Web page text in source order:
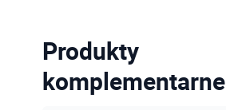
Produkty
komplementarne